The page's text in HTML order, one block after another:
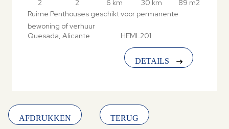
2 2 6 km 30 km
89 m2
Ruime Penthouses geschikt voor permanente
bewoning of verhuur
Quesada, Alicante
HEML201
DETAILS
AFDRUKKEN TERUG